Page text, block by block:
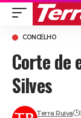
CONCELHO
Corte de
Silves
Terra Ruiva